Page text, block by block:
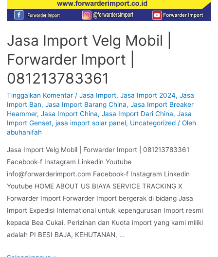
Jasa Import Velg Mobil |
Forwarder Import |
081213783361
Tinggalkan Komentar / Jasa Import, Jasa Import 2024, Jasa
Import Ban, Jasa Import Barang China, Jasa Import Breaker
Heammer, Jasa Import China, Jasa Import Dari China, Jasa
Import Genset, jasa import solar panel, Uncategorized/ Oleh
abuhanifah
Jasa Import Velg Mobil | Forwarder Import | 081213783361
Facebook-f Instagram Linkedin Youtube
info@forwarderimport.com Facebook-f Instagram Linkedin
Youtube HOME ABOUT US BIAYA SERVICE TRACKING X
Forwarder Import Forwarder Import bergerak di bidang Jasa
Import Expedisi International untuk kepengurusan Import resmi
kepada Bea Cukai. Perizinan dan Kuota import yang kami miliki
adalah PI BESI BAJA, KEHUTANAN, …